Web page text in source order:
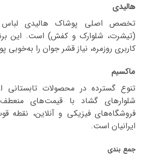
هالیدی
تخصص اصلی پوشاک هالیدی لباس
(تیشرت، شلوارک و کفش) است. این
کاربری روزمره، نیاز قشر جوان را
ماکسیم
تنوع گسترده در محصولات تابستانی
شلوارهای گشاد با قیمت‌های
فروشگاه‌های فیزیکی و آنلاین، نقطه
ایرانیان است.
جمع بندی